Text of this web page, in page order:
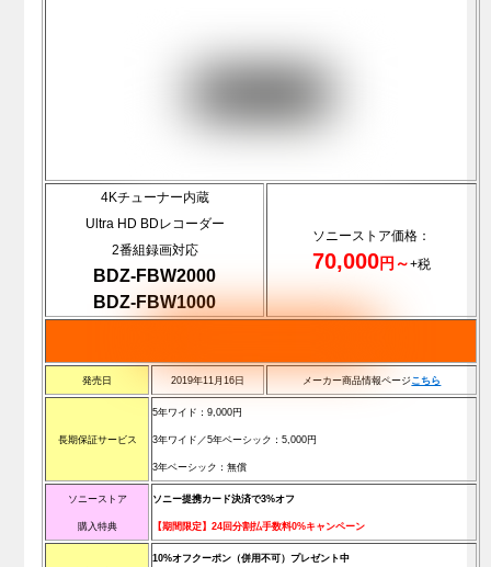
4Kチューナー内蔵
Ultra HD BDレコーダー
2番組録画対応
BDZ-FBW2000
BDZ-FBW1000
ソニーストア価格：
70,000円～+税
発売日 2019年11月16日 メーカー商品情報ページこちら
長期保証サービス
5年ワイド：9,000円
3年ワイド／5年ベーシック：5,000円
3年ベーシック：無償
ソニーストア
購入特典
ソニー提携カード決済で3%オフ
【期間限定】24回分割払手数料0%キャンペーン
10%オフクーポン（併用不可）プレゼント中